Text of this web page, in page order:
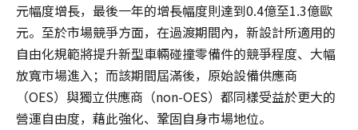
元幅度增長，最後一年的增長幅度則達到0.4億至1.3億歐
元。至於市場競爭方面，在過渡期間內，新設計所適用的
自由化規範將提升新型車輛碰撞零備件的競爭程度、大幅
放寬市場進入；而該期間屆滿後，原始設備供應商
（OES）與獨立供應商（non-OES）都同樣受益於更大的
營運自由度，藉此強化、鞏固自身市場地位。